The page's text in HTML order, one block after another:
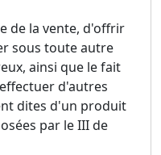
de la vente, d'offrir
sous toute autre
ainsi que le fait
d'autres
dites d'un produit
par le III de